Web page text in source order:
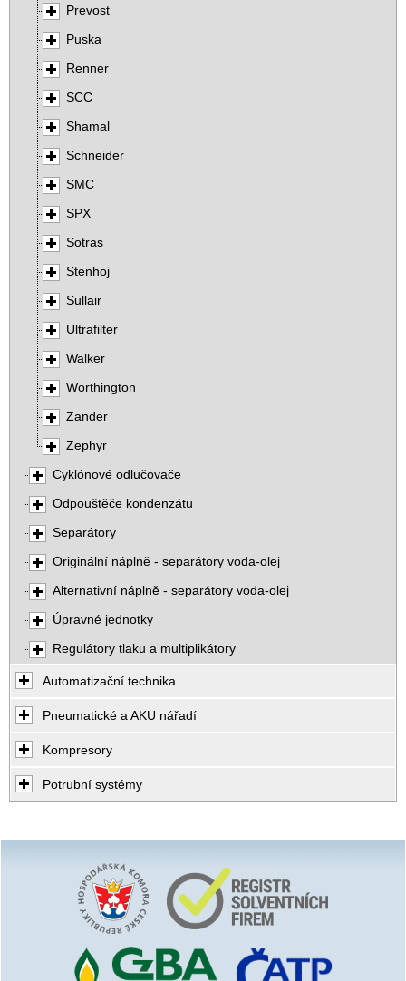
Prevost
Puska
Renner
SCC
Shamal
Schneider
SMC
SPX
Sotras
Stenhoj
Sullair
Ultrafilter
Walker
Worthington
Zander
Zephyr
Cyklónové odlučovače
Odpouštěče kondenzátu
Separátory
Originální náplně - separátory voda-olej
Alternativní náplně - separátory voda-olej
Úpravné jednotky
Regulátory tlaku a multiplikátory
Automatizační technika
Pneumatické a AKU nářadí
Kompresory
Potrubní systémy